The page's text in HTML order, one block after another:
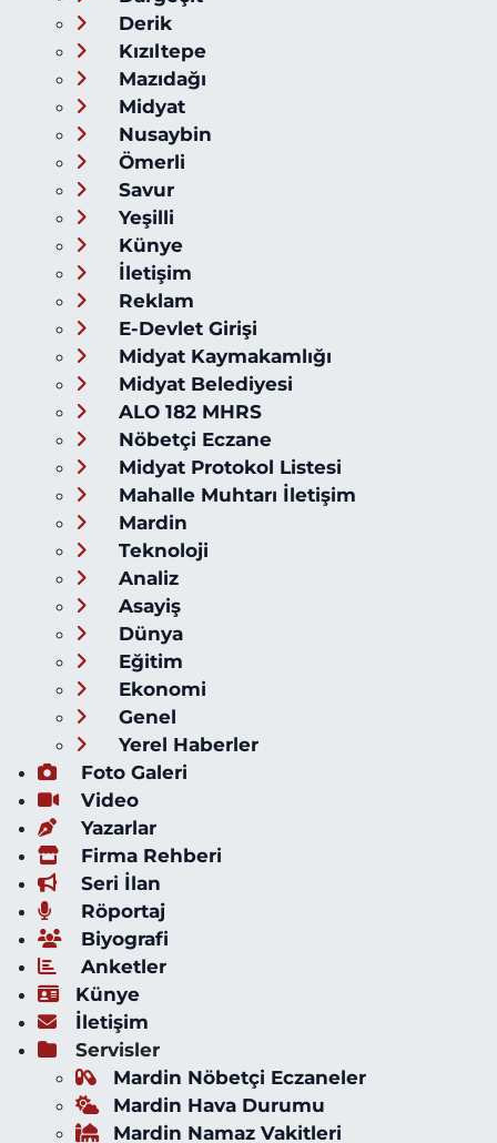
Derik
Kızıltepe
Mazıdağı
Midyat
Nusaybin
Ömerli
Savur
Yeşilli
Künye
İletişim
Reklam
E-Devlet Girişi
Midyat Kaymakamlığı
Midyat Belediyesi
ALO 182 MHRS
Nöbetçi Eczane
Midyat Protokol Listesi
Mahalle Muhtarı İletişim
Mardin
Teknoloji
Analiz
Asayiş
Dünya
Eğitim
Ekonomi
Genel
Yerel Haberler
Foto Galeri
Video
Yazarlar
Firma Rehberi
Seri İlan
Röportaj
Biyografi
Anketler
Künye
İletişim
Servisler
Mardin Nöbetçi Eczaneler
Mardin Hava Durumu
Mardin Namaz Vakitleri